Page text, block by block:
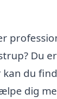
Du
du
dig